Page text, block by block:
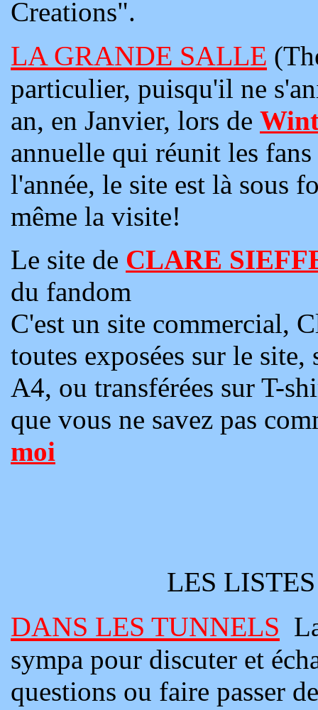
Creations".
LA GRANDE SALLE
particulier, puisqu'il ne
an, en Janvier, lors de
annuelle qui réunit les
l'année, le site est là sous
même la visite!
Le site de CLARE
du fandom
C'est un site commercial,
toutes exposées sur le
A4, ou transférées sur T-
que vous ne savez pas
moi
LES
DANS LES TUNNELS
sympa pour discuter et
questions ou faire passer